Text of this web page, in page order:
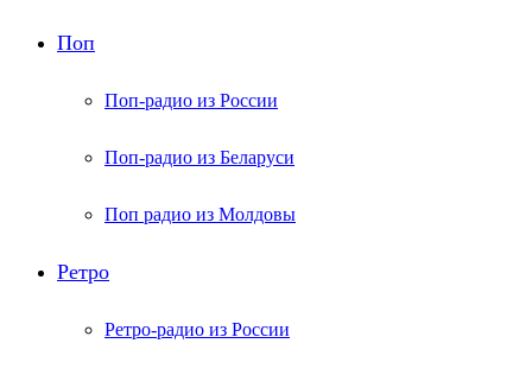
Поп
Поп-радио из России
Поп-радио из Беларуси
Поп радио из Молдовы
Ретро
Ретро-радио из России